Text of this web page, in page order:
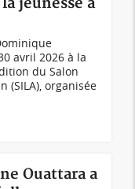
avril 2026 à la
du Salon
(SILA), organisée
Ouattara a